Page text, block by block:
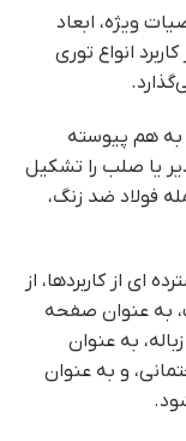
ویژه، ابعاد
انواع توری
به هم پیوسته
یا صلب را تشکیل
فولاد ضد زنگ،
ای از کاربردها، از
به عنوان صفحه
به عنوان
و به عنوان